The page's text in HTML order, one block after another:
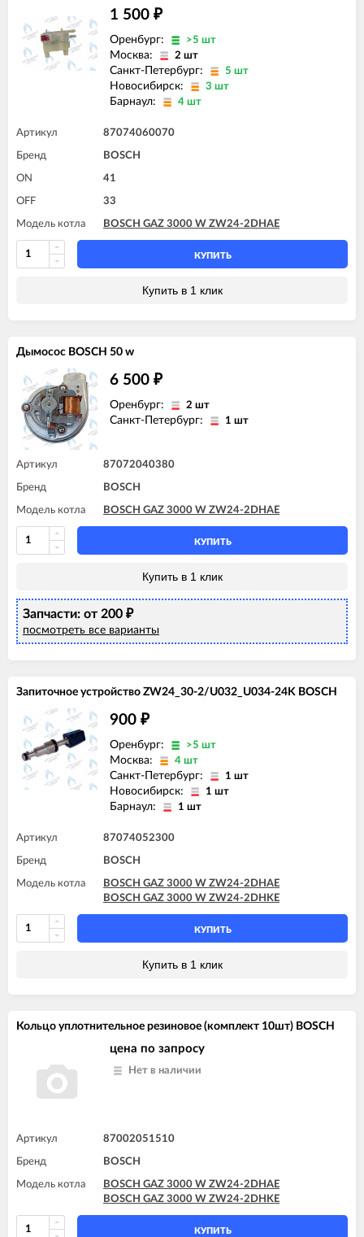
1 500 ₽
Оренбург: >5 шт
Москва: 2 шт
Санкт-Петербург: 5 шт
Новосибирск: 3 шт
Барнаул: 4 шт
Артикул 87074060070
Бренд BOSCH
ON 41
OFF 33
Модель котла BOSCH GAZ 3000 W ZW24-2DHAE
КУПИТЬ
Купить в 1 клик
Дымосос BOSCH 50 w
6 500 ₽
Оренбург: 2 шт
Санкт-Петербург: 1 шт
Артикул 87072040380
Бренд BOSCH
Модель котла BOSCH GAZ 3000 W ZW24-2DHAE
КУПИТЬ
Купить в 1 клик
Запчасти: от 200 ₽
посмотреть все варианты
Запиточное устройство ZW24_30-2/U032_U034-24K BOSCH
900 ₽
Оренбург: >5 шт
Москва: 4 шт
Санкт-Петербург: 1 шт
Новосибирск: 1 шт
Барнаул: 1 шт
Артикул 87074052300
Бренд BOSCH
Модель котла
BOSCH GAZ 3000 W ZW24-2DHAE
BOSCH GAZ 3000 W ZW24-2DHKE
КУПИТЬ
Купить в 1 клик
Кольцо уплотнительное резиновое (комплект 10шт) BOSCH
цена по запросу
Нет в наличии
Артикул 87002051510
Бренд BOSCH
Модель котла
BOSCH GAZ 3000 W ZW24-2DHAE
BOSCH GAZ 3000 W ZW24-2DHKE
КУПИТЬ